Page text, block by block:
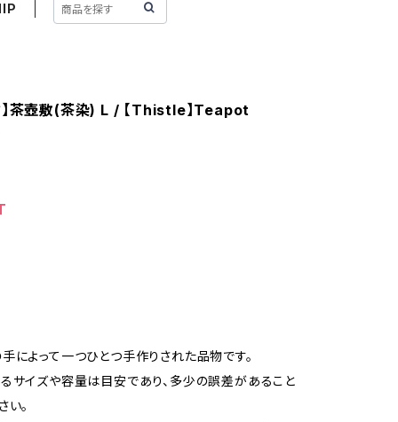
】茶壺敷(茶染) L / 【Thistle】Teapot
によって一つひとつ手作りされた品物です。
サイズや容量は目安であり、多少の誤差があること
い。